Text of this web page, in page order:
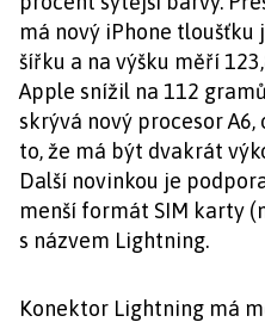
má nový iPhone tloušťku
šířku a na výšku měří
Apple snížil na 112
skrývá nový procesor
to, že má být dvakrát
Další novinkou je
menší formát SIM karty
s názvem Lightning.
Konektor Lightning má